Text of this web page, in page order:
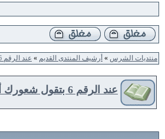
منتديات الشرس » أرشيف المنتدى القديم » عند الرقم 6 بتقول شعورك أتجاه عضو بتحبه ......نرجوا المشاركة
عند الرقم 6 بتقول شعورك أتجاه عضو بتحبه ......نرجوا المشاركة